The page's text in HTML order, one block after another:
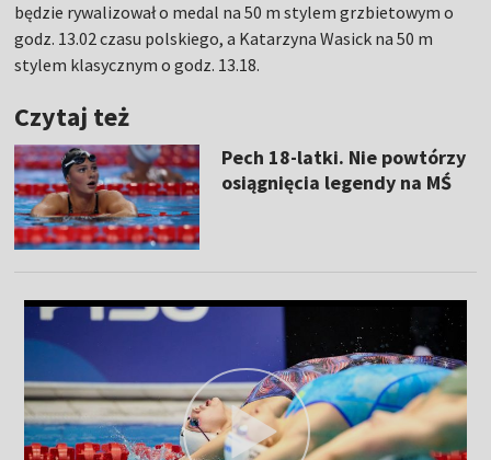
będzie rywalizował o medal na 50 m stylem grzbietowym o
godz. 13.02 czasu polskiego, a Katarzyna Wasick na 50 m
stylem klasycznym o godz. 13.18.
Czytaj też
Pech 18-latki. Nie powtórzy
osiągnięcia legendy na MŚ